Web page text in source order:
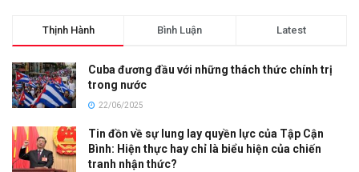
Thịnh Hành Bình Luận Latest
Cuba đương đầu với những thách thức chính trị
trong nước
22/06/2025
Tin đồn về sự lung lay quyền lực của Tập Cận
Bình: Hiện thực hay chỉ là biểu hiện của chiến
tranh nhận thức?